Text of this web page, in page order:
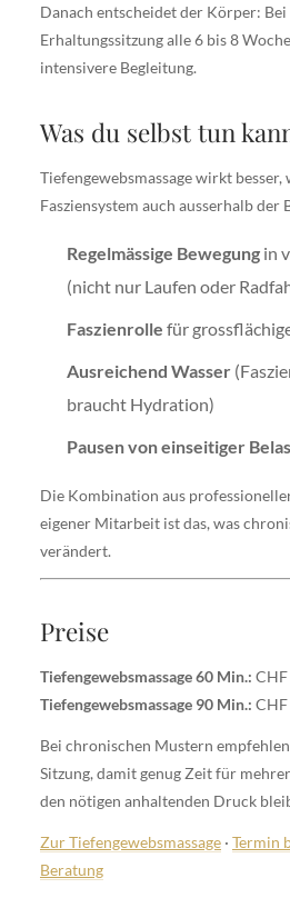
Danach entscheidet der Körper:
Erhaltungssitzung alle 6 bis 8
intensivere Begleitung.
Was du selbst tun
Tiefengewebsmassage wirkt besser,
Fasziensystem auch ausserhalb der
Regelmässige Bewegung in
(nicht nur Laufen oder
Faszienrolle für
Ausreichend Wasser
braucht Hydration)
Pausen von einseitiger
Die Kombination aus
eigener Mitarbeit ist das, was
verändert.
Preise
Tiefengewebsmassage 60 Min.:
Tiefengewebsmassage 90 Min.:
Bei chronischen Mustern
Sitzung, damit genug Zeit für
den nötigen anhaltenden Druck
Zur Tiefengewebsmassage · Termin
Beratung